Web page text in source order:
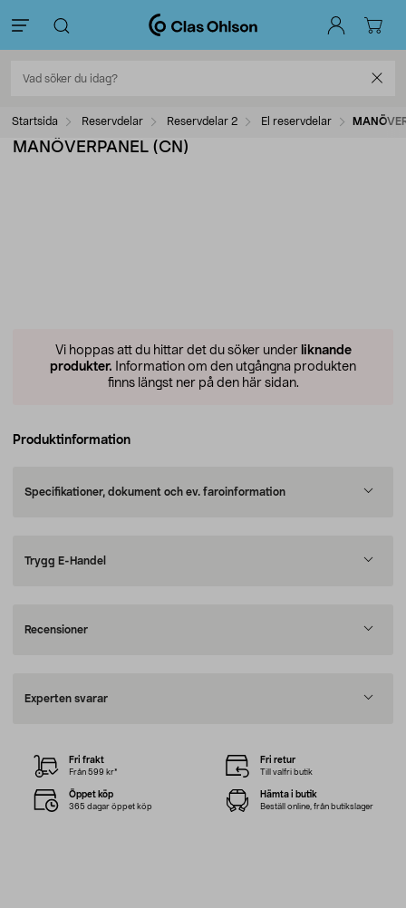
Startsida Reservdelar Reservdelar 2 El reservdelar
MANÖVERPANEL (CN)
Vi hoppas att du hittar det du söker under liknande
produkter. Information om den utgångna produkten
finns längst ner på den här sidan.
Produktinformation
Specifikationer, dokument och ev. faroinformation
Trygg E-Handel
Recensioner
Experten svarar
Fri frakt
Från 599 kr*
Fri retur
Till valfri butik
Öppet köp
365 dagar öppet köp
Hämta i butik
Beställ online, från butikslager